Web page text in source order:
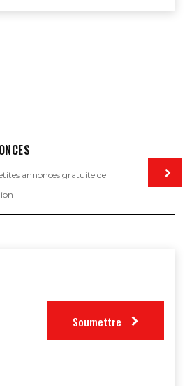
annonces gratuite de
Soumettre